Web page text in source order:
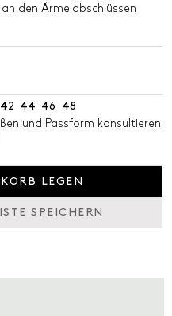
den Ärmelabschlüssen
42 44 46
48
und Passform konsultieren
LEGEN
SPEICHERN